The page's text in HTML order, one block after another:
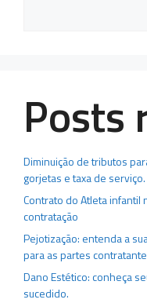
Posts
Diminuição de tributos
gorjetas e taxa de serviço.
Contrato do Atleta infantil
contratação
Pejotização: entenda a
para as partes
Dano Estético: conheça
sucedido.